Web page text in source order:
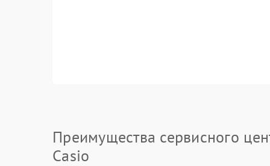
Преимущества сервисного
Casio